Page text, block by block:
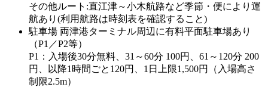
その他ルート:直江津～小木航路など季節・便により運
航あり(利用航路は時刻表を確認すること)
駐車場 両津港ターミナル周辺に有料平面駐車場あり
（P1／P2等）
P1：入場後30分無料、31～60分 100円、61～120分 200
円、以降1時間ごと120円、1日上限1,500円（入場高さ
制限2.5m）